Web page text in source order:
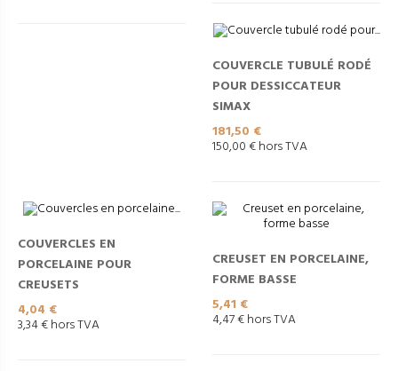
COUVERCLE TUBULÉ RODÉ
POUR DESSICCATEUR
SIMAX
Prix
181,50 €
150,00 € hors TVA
COUVERCLES EN
PORCELAINE POUR
CREUSETS
Prix
4,04 €
3,34 € hors TVA
CREUSET EN PORCELAINE,
FORME BASSE
Prix
5,41 €
4,47 € hors TVA